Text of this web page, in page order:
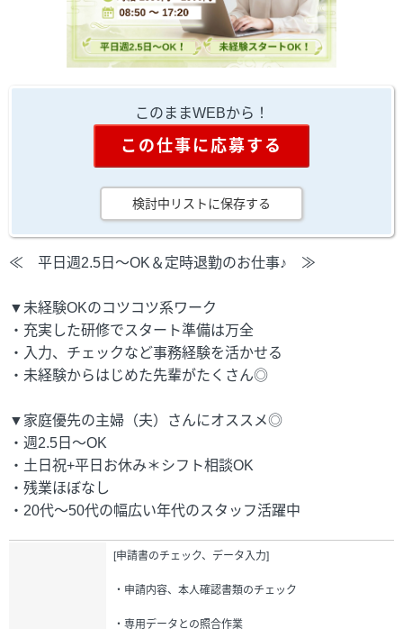
このままWEBから！
この仕事に応募する
検討中リストに保存する
≪ 平日週2.5日～OK＆定時退勤のお仕事♪ ≫
▼未経験OKのコツコツ系ワーク
・充実した研修でスタート準備は万全
・入力、チェックなど事務経験を活かせる
・未経験からはじめた先輩がたくさん◎
▼家庭優先の主婦（夫）さんにオススメ◎
・週2.5日～OK
・土日祝+平日お休み＊シフト相談OK
・残業ほぼなし
・20代～50代の幅広い年代のスタッフ活躍中
[申請書のチェック、データ入力]
・申請内容、本人確認書類のチェック
・専用データとの照合作業